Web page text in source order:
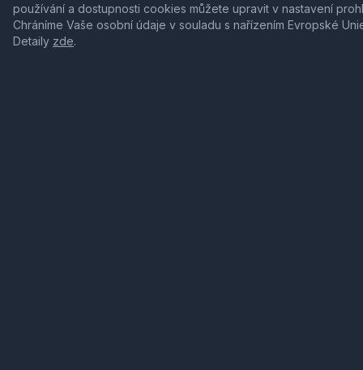
používání a dostupnosti cookies můžete upravit v nastavení
Chráníme Vaše osobní údaje v souladu s nařízením Evropské
Detaily zde.